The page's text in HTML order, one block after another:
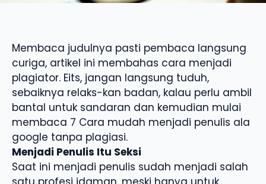
Membaca judulnya pasti pembaca langsung
curiga, artikel ini membahas cara menjadi
plagiator. Eits, jangan langsung tuduh,
sebaiknya relaks-kan badan, kalau perlu ambil
bantal untuk sandaran dan kemudian mulai
membaca 7 Cara mudah menjadi penulis ala
google tanpa plagiasi.
Menjadi Penulis Itu Seksi
Saat ini menjadi penulis sudah menjadi salah